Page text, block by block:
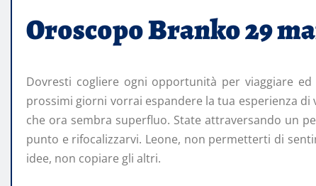
Oroscopo Branko 29
Dovresti cogliere ogni opportunità per viaggiare
prossimi giorni vorrai espandere la tua esperienza
che ora sembra superfluo. State attraversando un
punto e rifocalizzarvi. Leone, non permetterti di
idee, non copiare gli altri.